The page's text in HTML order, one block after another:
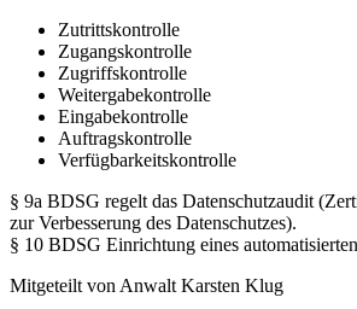
Zutrittskontrolle
Zugangskontrolle
Zugriffskontrolle
Weitergabekontrolle
Eingabekontrolle
Auftragskontrolle
Verfügbarkeitskontrolle
§ 9a BDSG regelt das Datenschutzaudit
zur Verbesserung des Datenschutzes).
§ 10 BDSG Einrichtung eines
Mitgeteilt von Anwalt Karsten Klug